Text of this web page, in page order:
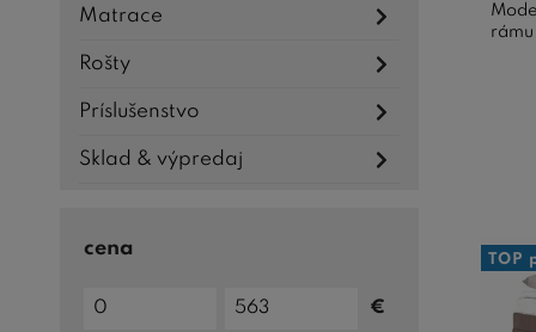
Matrace
Rošty
Príslušenstvo
Sklad & výpredaj
cena
Cena
Cena
do
€
TOP